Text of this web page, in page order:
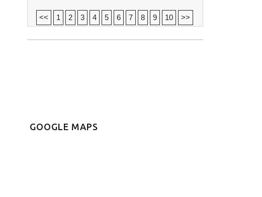
<< 1 2 3 4 5 6 7 8 9 10 >>
GOOGLE MAPS